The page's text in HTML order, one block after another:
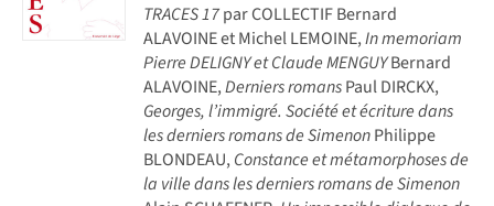
TRACES 17par COLLECTIF Bernard
ALAVOINE et Michel LEMOINE,In memoriam
Pierre DELIGNY et Claude MENGUYBernard
ALAVOINE,Derniers romansPaul DIRCKX,
Georges, l’immigré. Société et écriture dans
les derniers romans de SimenonPhilippe
BLONDEAU,Constance et métamorphoses de
la ville dans les derniers romans de Simenon